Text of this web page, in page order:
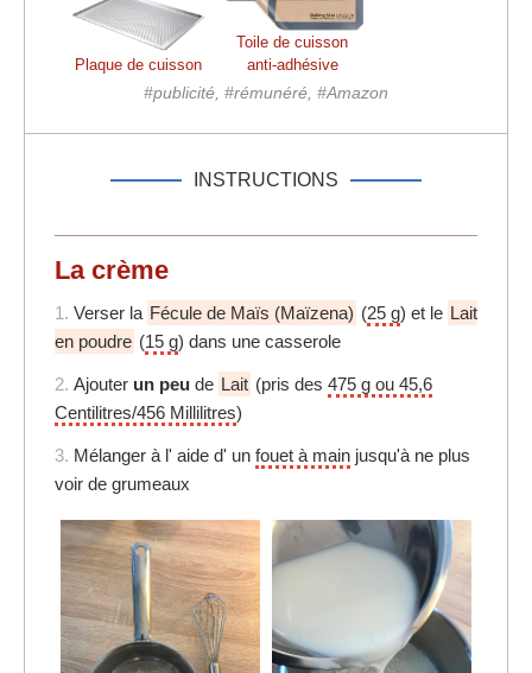
Plaque de cuisson
Toile de cuisson
anti-adhésive
#publicité, #rémunéré, #Amazon
INSTRUCTIONS
La crème
1. Verser la Fécule de Maïs (Maïzena) (25 g) et le Lait
en poudre (15 g) dans une casserole
2. Ajouter un peu de Lait (pris des 475 g ou 45,6
Centilitres/456 Millilitres)
3. Mélanger à l' aide d' un fouet à main jusqu'à ne plus
voir de grumeaux